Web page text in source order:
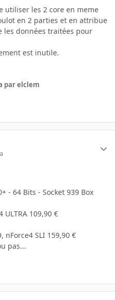
utiliser les 2 core en meme
en 2 parties et en attribue
les données traitées pour
est inutile.
par elclem
- 64 Bits - Socket 939 Box
ULTRA 109,90 €
nForce4 SLI 159,90 €
pas...